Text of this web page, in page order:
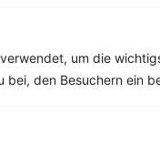
um die
bei, den Besuchern ein
Rezepte
Rezepte